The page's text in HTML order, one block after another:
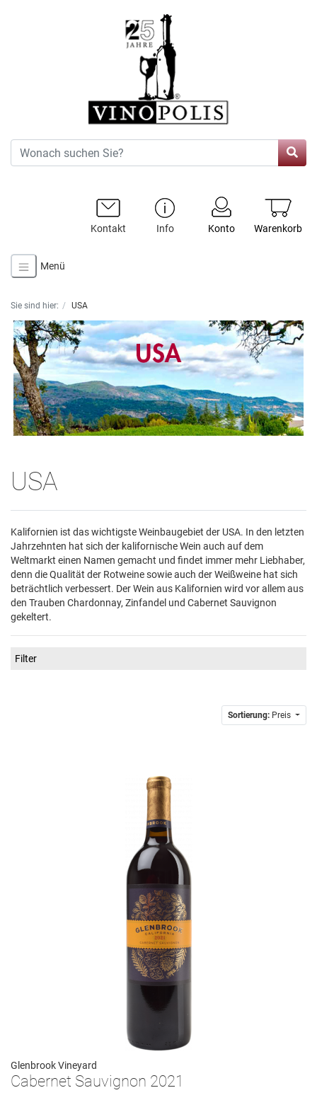
Warenkorb
Konto
Info
Kontakt
Menü
Sie sind hier: USA
USA
Kalifornien ist das wichtigste Weinbaugebiet der USA. In den letzten
Jahrzehnten hat sich der kalifornische Wein auch auf dem
Weltmarkt einen Namen gemacht und findet immer mehr Liebhaber,
denn die Qualität der Rotweine sowie auch der Weißweine hat sich
beträchtlich verbessert. Der Wein aus Kalifornien wird vor allem aus
den Trauben Chardonnay, Zinfandel und Cabernet Sauvignon
gekeltert.
Filter
Sortierung: Preis
Glenbrook Vineyard
Cabernet Sauvignon 2021